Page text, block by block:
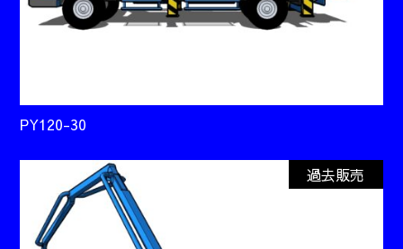
PY120-30
過去販売